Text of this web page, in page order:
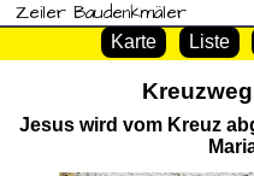
Zeiler Baudenkmäler
Karte Liste
Jesus wird vom Kreuz